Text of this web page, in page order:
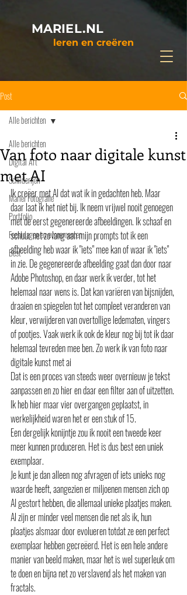
MARIEL.NL
leren en creëren
Post
Alle berichten
Digital Art
Schilderijen
Mariel Fotografie
Portfolio
Feestdagen en evenementen
Best
Alle berichten
Van foto naar digitale kunst
met AI
Ik creëer met AI dat wat ik in gedachten heb. Maar
daar laat ik het niet bij. Ik neem vrijwel nooit genoegen
met de eerst gegenereerde afbeeldingen. Ik schaaf en
schuur net zo lang aan mijn prompts tot ik een
afbeelding heb waar ik "iets" mee kan of waar ik "iets"
in zie. De gegenereerde afbeelding gaat dan door naar
Adobe Photoshop, en daar werk ik verder, tot het
helemaal naar wens is. Dat kan variëren van bijsnijden,
draaien en spiegelen tot het compleet veranderen van
kleur, verwijderen van overtollige ledematen, vingers
of pootjes. Vaak werk ik ook de kleur nog bij tot ik daar
helemaal tevreden mee ben. Zo werk ik van foto naar
digitale kunst met ai
Dat is een proces van steeds weer overnieuw je tekst
aanpassen en zo hier en daar een filter aan of uitzetten.
Ik heb hier maar vier overgangen geplaatst, in
werkelijkheid waren het er een stuk of 15.
Een dergelijk konijntje zou ik nooit een tweede keer
meer kunnen produceren. Het is dus best een uniek
exemplaar.
Je kunt je dan alleen nog afvragen of iets unieks nog
waarde heeft, aangezien er miljoenen mensen zich op
AI gestort hebben, die allemaal unieke plaatjes maken.
Al zijn er minder veel mensen die net als ik, hun
plaatjes alsmaar door evolueren totdat ze een perfect
exemplaar hebben gecreëerd. Het is een hele andere
manier van beeld maken, maar het is wel superleuk om
te doen en bijna net zo verslavend als het maken van
fractals.